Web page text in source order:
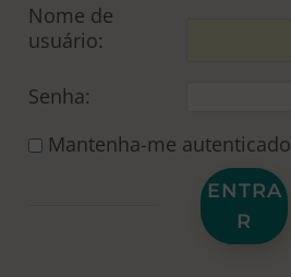
Nome de
usuário:
Senha:
Mantenha-me autenticado
ENTRA
R